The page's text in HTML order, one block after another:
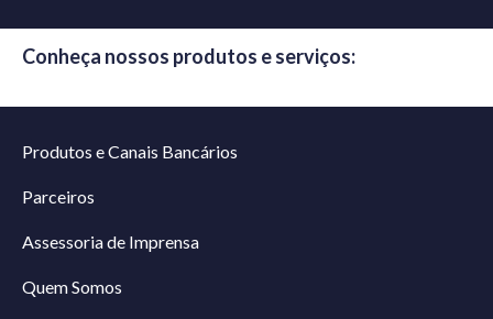
Conheça nossos produtos e serviços:
Produtos e Canais Bancários
Parceiros
Assessoria de Imprensa
Quem Somos